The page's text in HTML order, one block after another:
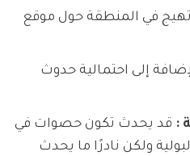
في المنطقة حول موقع
إلى احتمالية حدوث
: قد يحدث تكون حصوات في
ولكن نادرًا ما يحدث